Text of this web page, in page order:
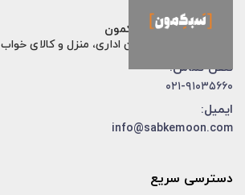
فروشگاه اینترنتی سبکمون
فروش تخصصی مبلمان اداری، منزل و کالای خواب
تلفن تماس:
۰۲۱-۹۱۰۳۵۶۶۰
ایمیل:
info@sabkemoon.com
دسترسی سریع